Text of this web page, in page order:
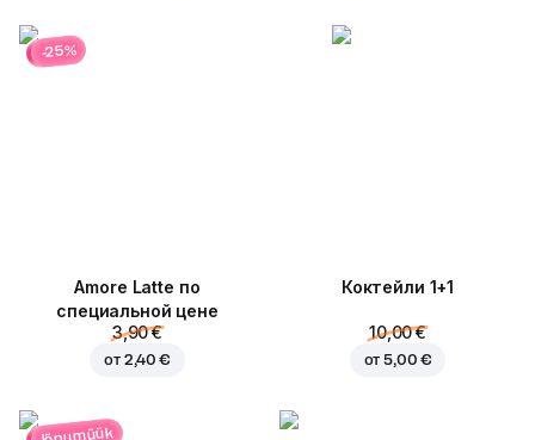
-25%
Amore Latte по
специальной цене
3,90 €
от 2,40 €
Коктейли 1+1
10,00 €
от5,00 €